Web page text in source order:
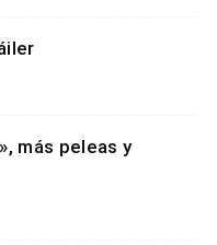
más peleas y